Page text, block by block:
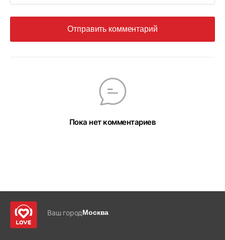
Отправить комментарий
Пока нет комментариев
Ваш городМосква